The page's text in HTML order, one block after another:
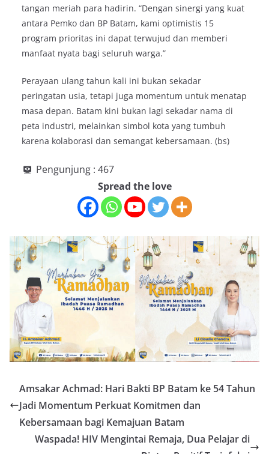
tangan meriah para hadirin. “Dengan sinergi yang kuat
antara Pemko dan BP Batam, kami optimistis 15
program prioritas ini dapat terwujud dan memberi
manfaat nyata bagi seluruh warga.”
Perayaan ulang tahun kali ini bukan sekadar
peringatan usia, tetapi juga momentum untuk menatap
masa depan. Batam kini bukan lagi sekadar nama di
peta industri, melainkan simbol kota yang tumbuh
karena kolaborasi dan semangat kebersamaan. (bs)
Pengunjung : 467
Spread the love
Amsakar Achmad: Hari Bakti BP Batam ke 54 Tahun
Jadi Momentum Perkuat Komitmen dan
Kebersamaan bagi Kemajuan Batam
Waspada! HIV Mengintai Remaja, Dua Pelajar di